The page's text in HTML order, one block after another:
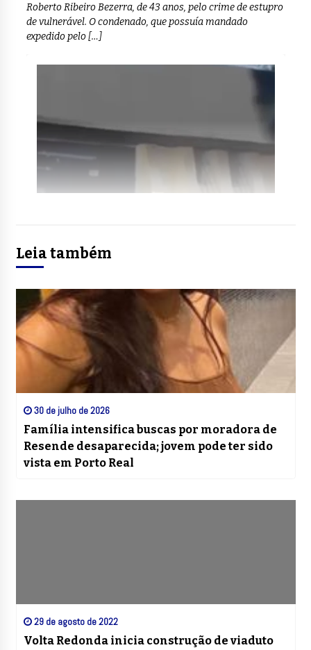
Roberto Ribeiro Bezerra, de 43 anos, pelo crime de estupro
de vulnerável. O condenado, que possuía mandado
expedido pelo […]
Leia também
30 de julho de 2026
Família intensifica buscas por moradora de
Resende desaparecida; jovem pode ter sido
vista em Porto Real
29 de agosto de 2022
Volta Redonda inicia construção de viaduto